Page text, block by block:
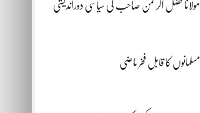
مولانا فضل الرحمن صاحب کی سیاسی دوراندیشی
مسلمانوں کا قابل فخر ماضی